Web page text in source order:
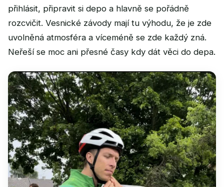
přihlásit, připravit si depo a hlavně se pořádně
rozcvičit. Vesnické závody mají tu výhodu, že je zde
uvolněná atmosféra a víceméně se zde každý zná.
Neřeší se moc ani přesné časy kdy dát věci do depa.